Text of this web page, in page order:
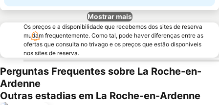
Mostrar mais
Os preços e a disponibilidade que recebemos dos sites de reserva
mudam frequentemente. Como tal, pode haver diferenças entre as
ofertas que consulta no trivago e os preços que estão disponíveis
nos sites de reserva.
Perguntas Frequentes sobre La Roche-en-
Ardenne
Outras estadias em La Roche-en-Ardenne